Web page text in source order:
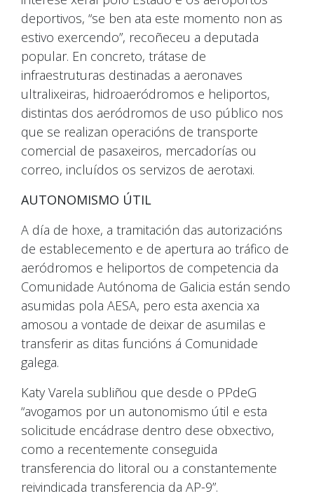
deportivos, “se ben ata este momento non as
estivo exercendo”, recoñeceu a deputada
popular. En concreto, trátase de
infraestruturas destinadas a aeronaves
ultralixeiras, hidroaeródromos e heliportos,
distintas dos aeródromos de uso público nos
que se realizan operacións de transporte
comercial de pasaxeiros, mercadorías ou
correo, incluídos os servizos de aerotaxi.
AUTONOMISMO ÚTIL
A día de hoxe, a tramitación das autorizacións
de establecemento e de apertura ao tráfico de
aeródromos e heliportos de competencia da
Comunidade Autónoma de Galicia están sendo
asumidas pola AESA, pero esta axencia xa
amosou a vontade de deixar de asumilas e
transferir as ditas funcións á Comunidade
galega.
Katy Varela subliñou que desde o PPdeG
“avogamos por un autonomismo útil e esta
solicitude encádrase dentro dese obxectivo,
como a recentemente conseguida
transferencia do litoral ou a constantemente
reivindicada transferencia da AP-9”.